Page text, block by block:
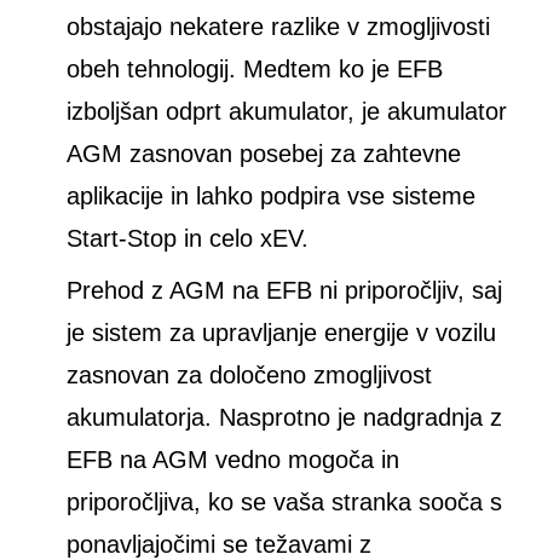
obstajajo nekatere razlike v zmogljivosti
obeh tehnologij. Medtem ko je EFB
izboljšan odprt akumulator, je akumulator
AGM zasnovan posebej za zahtevne
aplikacije in lahko podpira vse sisteme
Start-Stop in celo xEV.
Prehod z AGM na EFB ni priporočljiv, saj
je sistem za upravljanje energije v vozilu
zasnovan za določeno zmogljivost
akumulatorja. Nasprotno je nadgradnja z
EFB na AGM vedno mogoča in
priporočljiva, ko se vaša stranka sooča s
ponavljajočimi se težavami z